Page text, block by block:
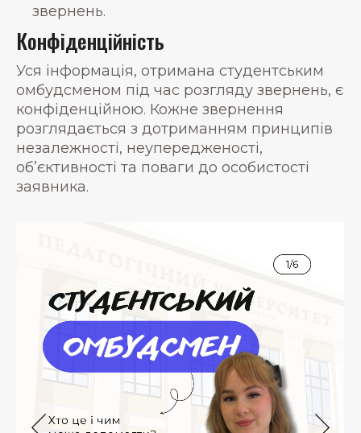
звернень.
Конфіденційність
Уся інформація, отримана студентським
омбудсменом під час розгляду звернень, є
конфіденційною. Кожне звернення
розглядається з дотриманням принципів
незалежності, неупередженості,
об’єктивності та поваги до особистості
заявника.